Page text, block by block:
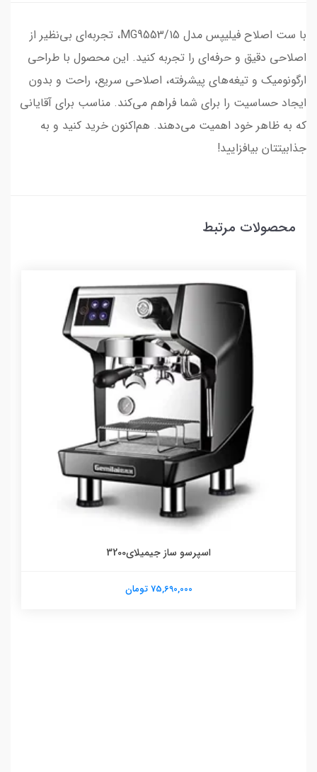
با ست اصلاح فیلیپس مدل MG9553/15، تجربه‌ای بی‌نظیر از
اصلاحی دقیق و حرفه‌ای را تجربه کنید. این محصول با طراحی
ارگونومیک و تیغه‌های پیشرفته، اصلاحی سریع، راحت و بدون
ایجاد حساسیت را برای شما فراهم می‌کند. مناسب برای آقایانی
که به ظاهر خود اهمیت می‌دهند. هم‌اکنون خرید کنید و به
جذابیتتان بیافزایید!
محصولات مرتبط
اسپرسو ساز جیمیلای3200
75,690,000 تومان